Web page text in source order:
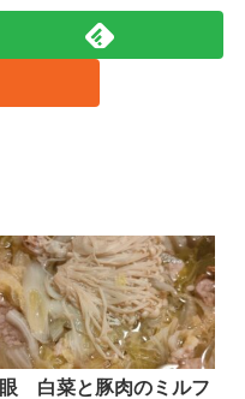
白菜と豚肉のミルフ